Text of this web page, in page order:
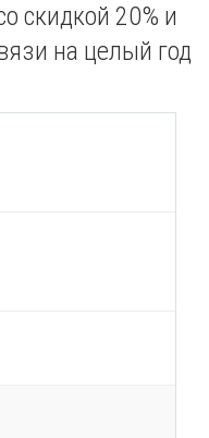
скидкой 20% и
на целый год